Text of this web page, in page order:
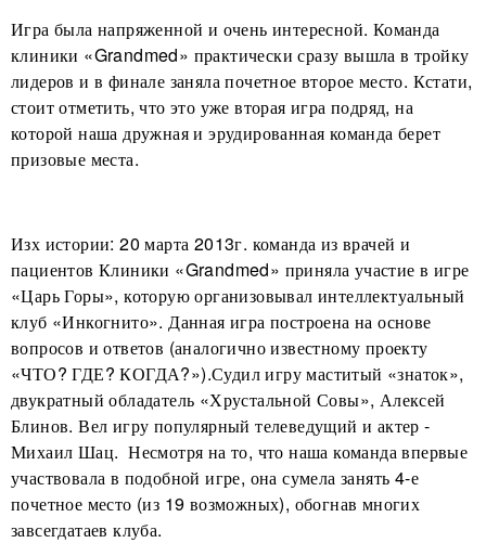
Игра была напряженной и очень интересной. Команда
клиники «Grandmed» практически сразу вышла в тройку
лидеров и в финале заняла почетное второе место. Кстати,
стоит отметить, что это уже вторая игра подряд, на
которой наша дружная и эрудированная команда берет
призовые места.
Изх истории: 20 марта 2013г. команда из врачей и
пациентов Клиники «Grandmed» приняла участие в игре
«Царь Горы», которую организовывал интеллектуальный
клуб «Инкогнито». Данная игра построена на основе
вопросов и ответов (аналогично известному проекту
«ЧТО? ГДЕ? КОГДА?»).Судил игру маститый «знаток»,
двукратный обладатель «Хрустальной Совы», Алексей
Блинов. Вел игру популярный телеведущий и актер -
Михаил Шац. Несмотря на то, что наша команда впервые
участвовала в подобной игре, она сумела занять 4-е
почетное место (из 19 возможных), обогнав многих
завсегдатаев клуба.